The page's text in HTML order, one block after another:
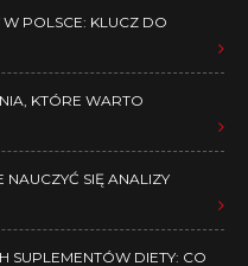
POLSCE: KLUCZ DO
KTÓRE WARTO
NAUCZYĆ SIĘ ANALIZY
SUPLEMENTÓW DIETY: CO